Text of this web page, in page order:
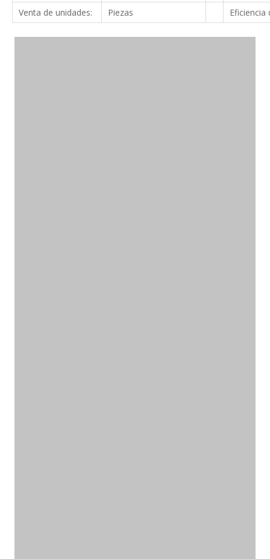
Venta de unidades:
Piezas Eficiencia